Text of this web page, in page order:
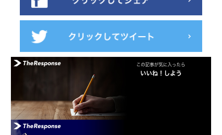
この記事が気に入ったら
いいね！しよう